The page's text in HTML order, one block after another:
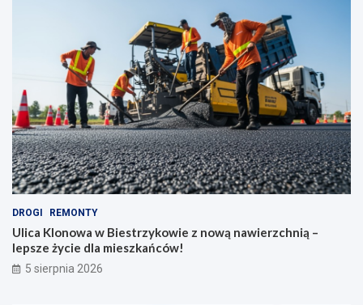
DROGI REMONTY
Ulica Klonowa w Biestrzykowie z nową nawierzchnią –
lepsze życie dla mieszkańców!
5 sierpnia 2026